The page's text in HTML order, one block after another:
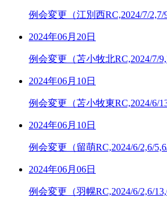
例会変更（江別西RC,2024/7/2,7/
2024年06月20日
例会変更（苫小牧北RC,2024/7/
2024年06月10日
例会変更（苫小牧東RC,2024/6/
2024年06月10日
例会変更（留萌RC,2024/6/2,6/5,6/
2024年06月06日
例会変更（羽幌RC,2024/6/2,6/